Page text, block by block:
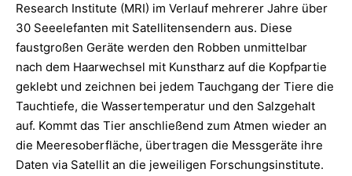
Research Institute (MRI) im Verlauf mehrerer Jahre über
30 Seeelefanten mit Satellitensendern aus. Diese
faustgroßen Geräte werden den Robben unmittelbar
nach dem Haarwechsel mit Kunstharz auf die Kopfpartie
geklebt und zeichnen bei jedem Tauchgang der Tiere die
Tauchtiefe, die Wassertemperatur und den Salzgehalt
auf. Kommt das Tier anschließend zum Atmen wieder an
die Meeresoberfläche, übertragen die Messgeräte ihre
Daten via Satellit an die jeweiligen Forschungsinstitute.